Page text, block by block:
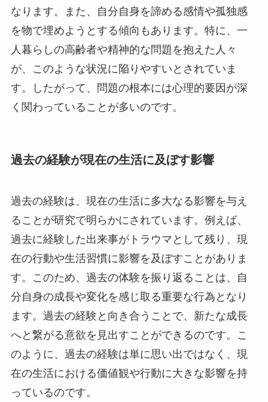
なります。また、自分自身を諦める感情や孤独感
を物で埋めようとする傾向もあります。特に、一
人暮らしの高齢者や精神的な問題を抱えた人々
が、このような状況に陥りやすいとされていま
す。したがって、問題の根本には心理的要因が深
く関わっていることが多いのです。
過去の経験が現在の生活に及ぼす影響
過去の経験は、現在の生活に多大なる影響を与え
ることが研究で明らかにされています。例えば、
過去に経験した出来事がトラウマとして残り、現
在の行動や生活習慣に影響を及ぼすことがありま
す。このため、過去の体験を振り返ることは、自
分自身の成長や変化を感じ取る重要な行為となり
ます。過去の経験と向き合うことで、新たな成長
へと繋がる意欲を見出すことができるのです。こ
のように、過去の経験は単に思い出ではなく、現
在の生活における価値観や行動に大きな影響を持
っているのです。